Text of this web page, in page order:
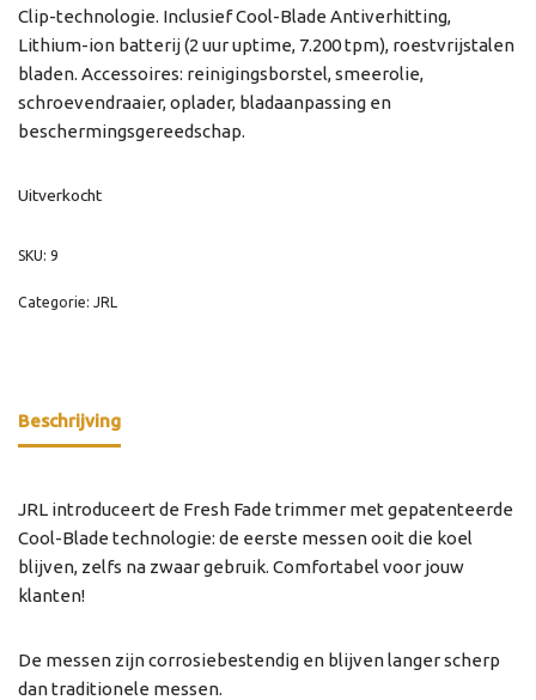
Clip-technologie. Inclusief Cool-Blade Antiverhitting,
Lithium-ion batterij (2 uur uptime, 7.200 tpm), roestvrijstalen
bladen. Accessoires: reinigingsborstel, smeerolie,
schroevendraaier, oplader, bladaanpassing en
beschermingsgereedschap.
Uitverkocht
SKU: 9
Categorie: JRL
Beschrijving
JRL introduceert de Fresh Fade trimmer met gepatenteerde
Cool-Blade technologie: de eerste messen ooit die koel
blijven, zelfs na zwaar gebruik. Comfortabel voor jouw
klanten!
De messen zijn corrosiebestendig en blijven langer scherp
dan traditionele messen.